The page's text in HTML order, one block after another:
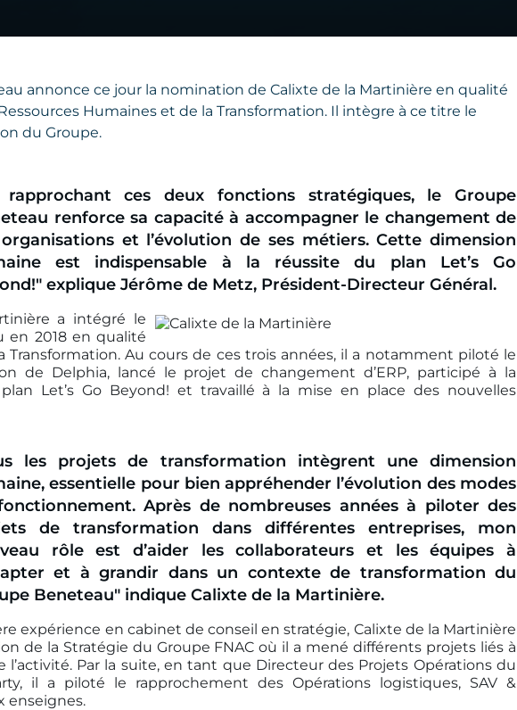
annonce ce jour la nomination de Calixte de la Martinière en qualité
Humaines et de la Transformation. Il intègre à ce titre le
du Groupe.
rapprochant ces deux fonctions stratégiques, le Groupe
renforce sa capacité à accompagner le changement de
et l’évolution de ses métiers. Cette dimension
est indispensable à la réussite du plan Let’s Go
explique Jérôme de Metz, Président-Directeur Général.
a intégré le
en 2018 en qualité
Transformation. Au cours de ces trois années, il a notamment piloté le
de Delphia, lancé le projet de changement d’ERP, participé à la
Let’s Go Beyond! et travaillé à la mise en place des nouvelles
les projets de transformation intègrent une dimension
essentielle pour bien appréhender l’évolution des modes
Après de nombreuses années à piloter des
de transformation dans différentes entreprises, mon
rôle est d’aider les collaborateurs et les équipes à
et à grandir dans un contexte de transformation du
Beneteau" indique Calixte de la Martinière.
expérience en cabinet de conseil en stratégie, Calixte de la Martinière
de la Stratégie du Groupe FNAC où il a mené différents projets liés à
l’activité. Par la suite, en tant que Directeur des Projets Opérations du
il a piloté le rapprochement des Opérations logistiques, SAV &
enseignes.